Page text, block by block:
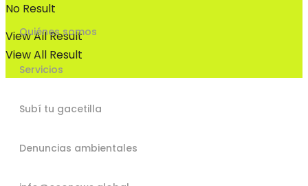
View All Result
No Result
View All Result
Quiénes somos
Servicios
Subí tu gacetilla
Denuncias ambientales